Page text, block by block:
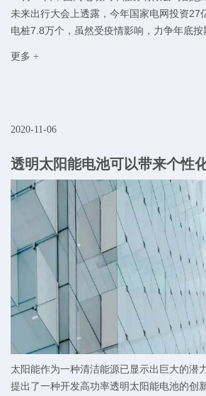
未来出行大会上透露，今年国家电网投资27
电桩7.8万个，虽然受疫情影响，力争年底按
更多 +
2020-11-06
透明太阳能电池可以带来个性
太阳能作为一种清洁能源已显示出巨大的潜
提出了一种开发高功率透明太阳能电池的创